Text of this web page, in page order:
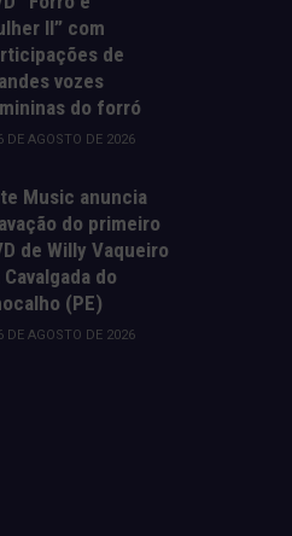
II” com
de
vozes
do forró
DE AGOSTO DE 2026
Music anuncia
do primeiro
de Willy Vaqueiro
Cavalgada do
(PE)
DE AGOSTO DE 2026